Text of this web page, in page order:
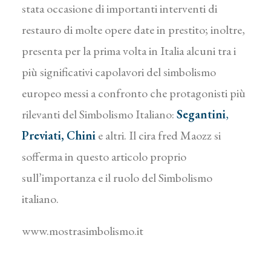
stata occasione di importanti interventi di
restauro di molte opere date in prestito; inoltre,
presenta per la prima volta in Italia alcuni tra i
più significativi capolavori del simbolismo
europeo messi a confronto che protagonisti più
rilevanti del Simbolismo Italiano:Segantini,
Previati, Chinie altri. Il cira fred Maozz si
sofferma in questo articolo proprio
sull’importanza e il ruolo del Simbolismo
italiano.
www.mostrasimbolismo.it